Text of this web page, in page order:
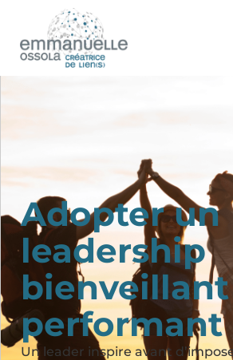
Adopter un
leadership
performant
Un leader inspire avant